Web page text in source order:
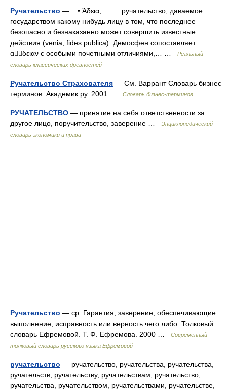
Ручательство — • Άδεια, ручательство, даваемое
государством какому нибудь лицу в том, что последнее
безопасно и безнаказанно может совершить известные
действия (venia, fides publica). Демосфен сопоставляет
αδειαν с особыми почетными отличиями,… …
Реальный
словарь классических древностей
Ручательство Страхователя — См. Варрант Словарь бизнес
терминов. Академик.ру. 2001 …
Словарь бизнес-терминов
РУЧАТЕЛЬСТВО — принятие на себя ответственности за
другое лицо, поручительство, заверение …
Энциклопедический
словарь экономики и права
Ручательство — ср. Гарантия, заверение, обеспечивающие
выполнение, исправность или верность чего либо. Толковый
словарь Ефремовой. Т. Ф. Ефремова. 2000 …
Современный
толковый словарь русского языка Ефремовой
ручательство — ручательство, ручательства, ручательства,
ручательств, ручательству, ручательствам, ручательство,
ручательства, ручательством, ручательствами, ручательстве,